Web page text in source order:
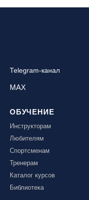
Telegram-канал
MAX
ОБУЧЕНИЕ
Инструкторам
Любителям
Спортсменам
Тренерам
Каталог курсов
Библиотека